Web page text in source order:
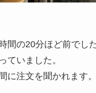
間の20分ほど前でし
ていました。
に注文を聞かれます。